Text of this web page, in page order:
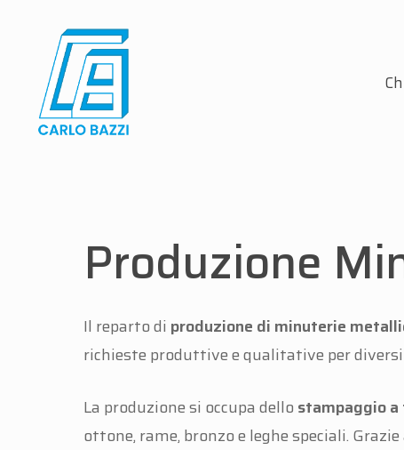
content
Produzione
Il reparto di produzione di minuterie
richieste produttive e qualitative per
La produzione si occupa dello stampaggio
ottone, rame, bronzo e leghe speciali.